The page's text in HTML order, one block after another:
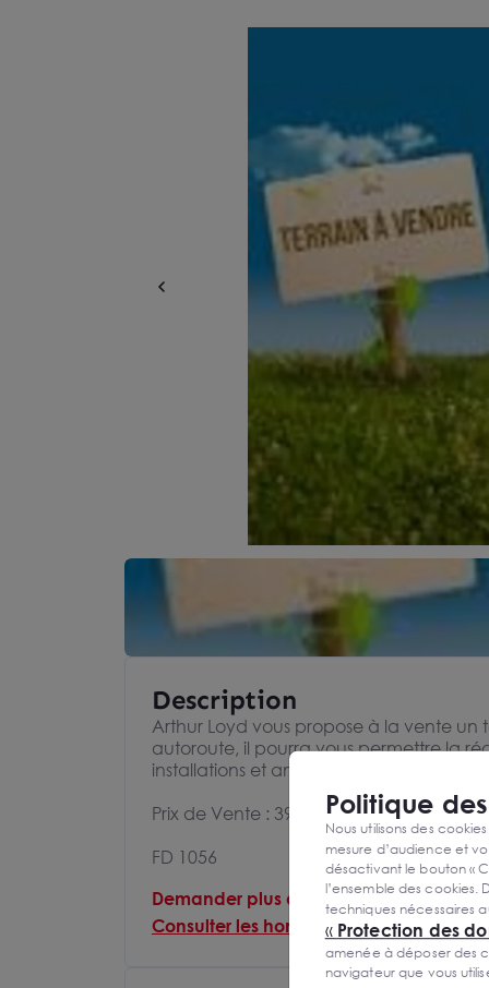
Description
Arthur Loyd vous propose à la vente
autoroute, il pourra vous permettre la
installations et aménagements liés et
Prix de Vente : 395.660 Euros FAI
FD 1056
Demander plus d'informations au
Consulter les honoraires
Politique des
Nous utilisons des
mesure d’audience et
désactivant le bouton «
l’ensemble des cookies.
techniques nécessaires
« Protection des
amenée à déposer des
navigateur que vous